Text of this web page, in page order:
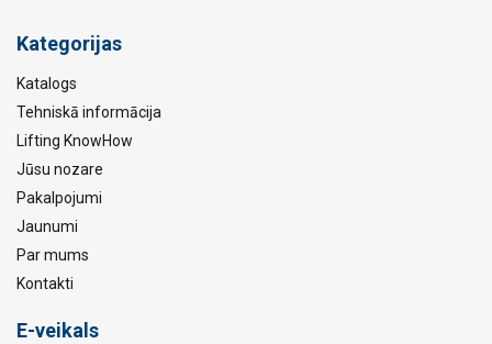
Kategorijas
Katalogs
Tehniskā informācija
Lifting KnowHow
Jūsu nozare
Pakalpojumi
Jaunumi
Par mums
Kontakti
E-veikals